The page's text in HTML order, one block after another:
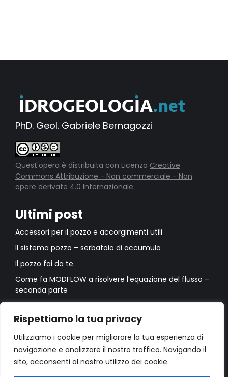
Rispettiamo la tua privacy
Utilizziamo i cookie per migliorare la tua esperienza di
navigazione e analizzare il nostro traffico. Navigando il
sito, acconsenti al nostro utilizzo dei cookie.
PhD. Geol. Gabriele Bernagozzi
Quest'opera è distribuita con Licenza Creative
Commons Attribuzione - Non commerciale - Non
opere derivate 4.0 Internazionale.
Ultimi post
Accessori per il pozzo e accorgimenti utili
Il sistema pozzo – serbatoio di accumulo
Il pozzo fai da te
Come fa MODFLOW a risolvere l’equazione del flusso –
seconda parte
prima parte